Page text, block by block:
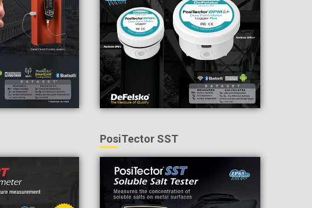
PosiTector SST